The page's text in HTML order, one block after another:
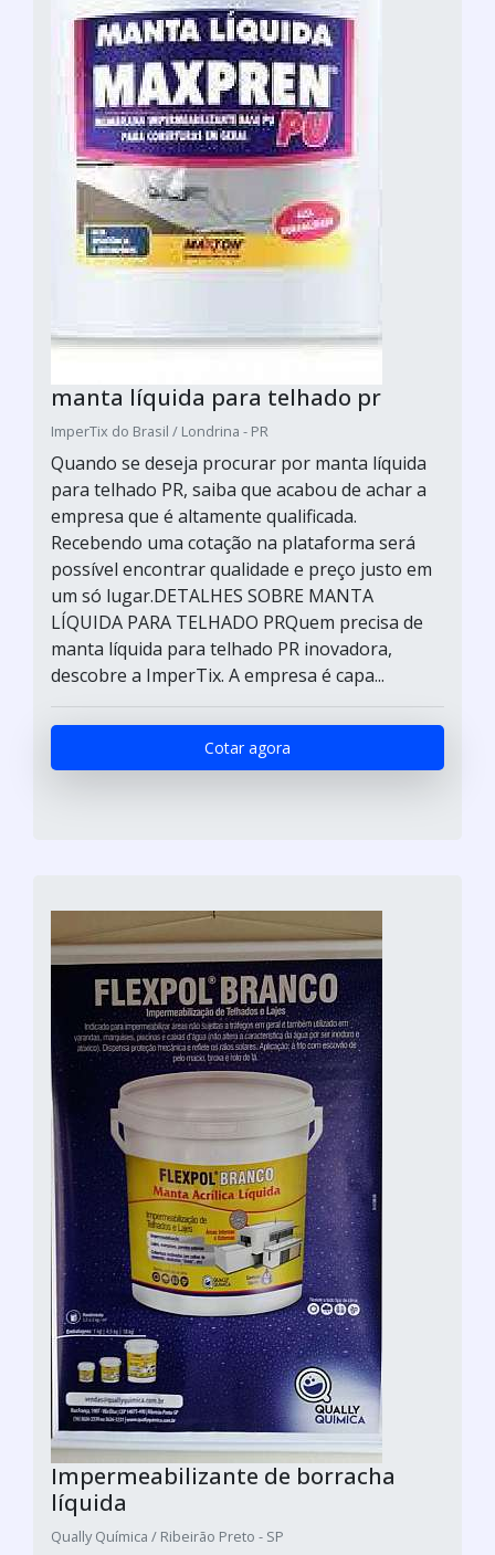
manta líquida para telhado pr
ImperTix do Brasil / Londrina - PR
Quando se deseja procurar por manta líquida
para telhado PR, saiba que acabou de achar a
empresa que é altamente qualificada.
Recebendo uma cotação na plataforma será
possível encontrar qualidade e preço justo em
um só lugar.DETALHES SOBRE MANTA
LÍQUIDA PARA TELHADO PRQuem precisa de
manta líquida para telhado PR inovadora,
descobre a ImperTix. A empresa é capa...
Cotar agora
Impermeabilizante de borracha
líquida
Qually Química / Ribeirão Preto - SP